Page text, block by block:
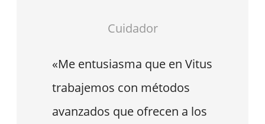
Cuidador
«Me entusiasma que en Vitus
trabajemos con métodos
avanzados que ofrecen a los